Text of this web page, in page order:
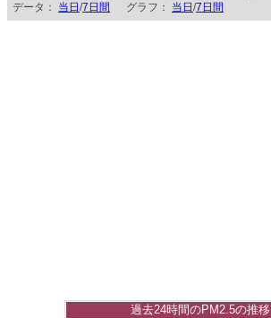
データ： 当日 /7日間 グラフ： 当日 /7日間
過去24時間のPM2.5の推移